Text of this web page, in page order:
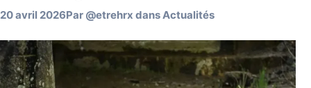
20 avril 2026Par @etrehrx dansActualités